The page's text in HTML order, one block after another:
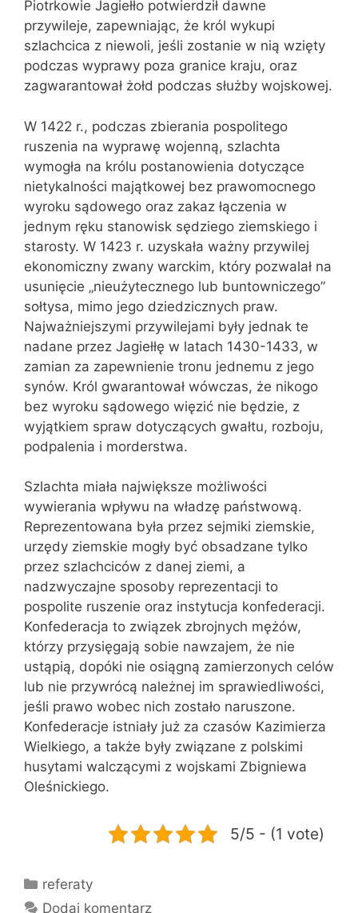
Piotrkowie Jagiełło potwierdził dawne
przywileje, zapewniając, że król wykupi
szlachcica z niewoli, jeśli zostanie w nią wzięty
podczas wyprawy poza granice kraju, oraz
zagwarantował żołd podczas służby wojskowej.
W 1422 r., podczas zbierania pospolitego
ruszenia na wyprawę wojenną, szlachta
wymogła na królu postanowienia dotyczące
nietykalności majątkowej bez prawomocnego
wyroku sądowego oraz zakaz łączenia w
jednym ręku stanowisk sędziego ziemskiego i
starosty. W 1423 r. uzyskała ważny przywilej
ekonomiczny zwany warckim, który pozwalał na
usunięcie „nieużytecznego lub buntowniczego”
sołtysa, mimo jego dziedzicznych praw.
Najważniejszymi przywilejami były jednak te
nadane przez Jagiełłę w latach 1430-1433, w
zamian za zapewnienie tronu jednemu z jego
synów. Król gwarantował wówczas, że nikogo
bez wyroku sądowego więzić nie będzie, z
wyjątkiem spraw dotyczących gwałtu, rozboju,
podpalenia i morderstwa.
Szlachta miała największe możliwości
wywierania wpływu na władzę państwową.
Reprezentowana była przez sejmiki ziemskie,
urzędy ziemskie mogły być obsadzane tylko
przez szlachciców z danej ziemi, a
nadzwyczajne sposoby reprezentacji to
pospolite ruszenie oraz instytucja konfederacji.
Konfederacja to związek zbrojnych mężów,
którzy przysięgają sobie nawzajem, że nie
ustąpią, dopóki nie osiągną zamierzonych celów
lub nie przywrócą należnej im sprawiedliwości,
jeśli prawo wobec nich zostało naruszone.
Konfederacje istniały już za czasów Kazimierza
Wielkiego, a także były związane z polskimi
husytami walczącymi z wojskami Zbigniewa
Oleśnickiego.
5/5 - (1 vote)
Kategorie
referaty
Dodaj komentarz